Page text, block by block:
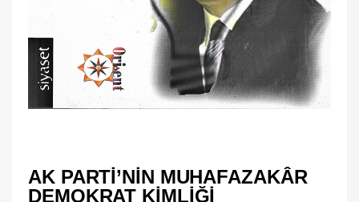
AK PARTI’NIN MUHAFAZAKÂR
DEMOKRAT KIMLIĞI